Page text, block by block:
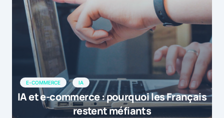
E-COMMERCE IA
IA et e-commerce : pourquoi les Français
restent méfiants